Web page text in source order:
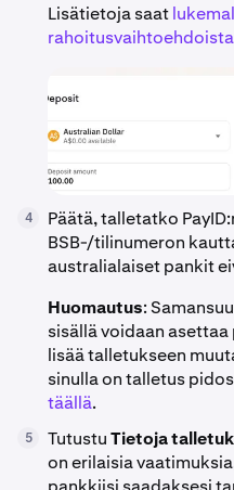
Lisätietoja saat
4
Päätä, talletatko
BSB-/tilinumeron
australialaiset pankit
Huomautus:
sisällä voidaan
lisää talletukseen
sinulla on talletus
täällä.
5 TutustuTietoja
on erilaisia